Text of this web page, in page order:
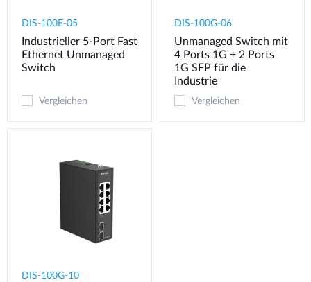
DIS-100E-05
Industrieller 5-Port Fast
Ethernet Unmanaged
Switch
Vergleichen
DIS-100G-06
Unmanaged Switch mit
4 Ports 1G + 2 Ports
1G SFP für die
Industrie
Vergleichen
DIS-100G-10